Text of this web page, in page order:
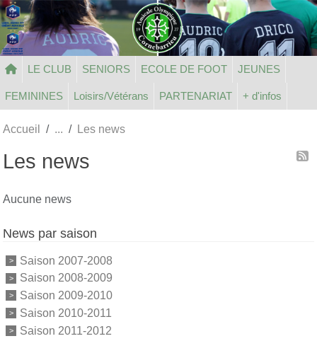
LE CLUB SENIORS ECOLE DE FOOT JEUNES
FEMININES Loisirs/Vétérans PARTENARIAT + d'infos
Accueil Les news
Les news
Aucune news
News par saison
Saison 2007-2008
Saison 2008-2009
Saison 2009-2010
Saison 2010-2011
Saison 2011-2012
Panneau de gestion des cookies